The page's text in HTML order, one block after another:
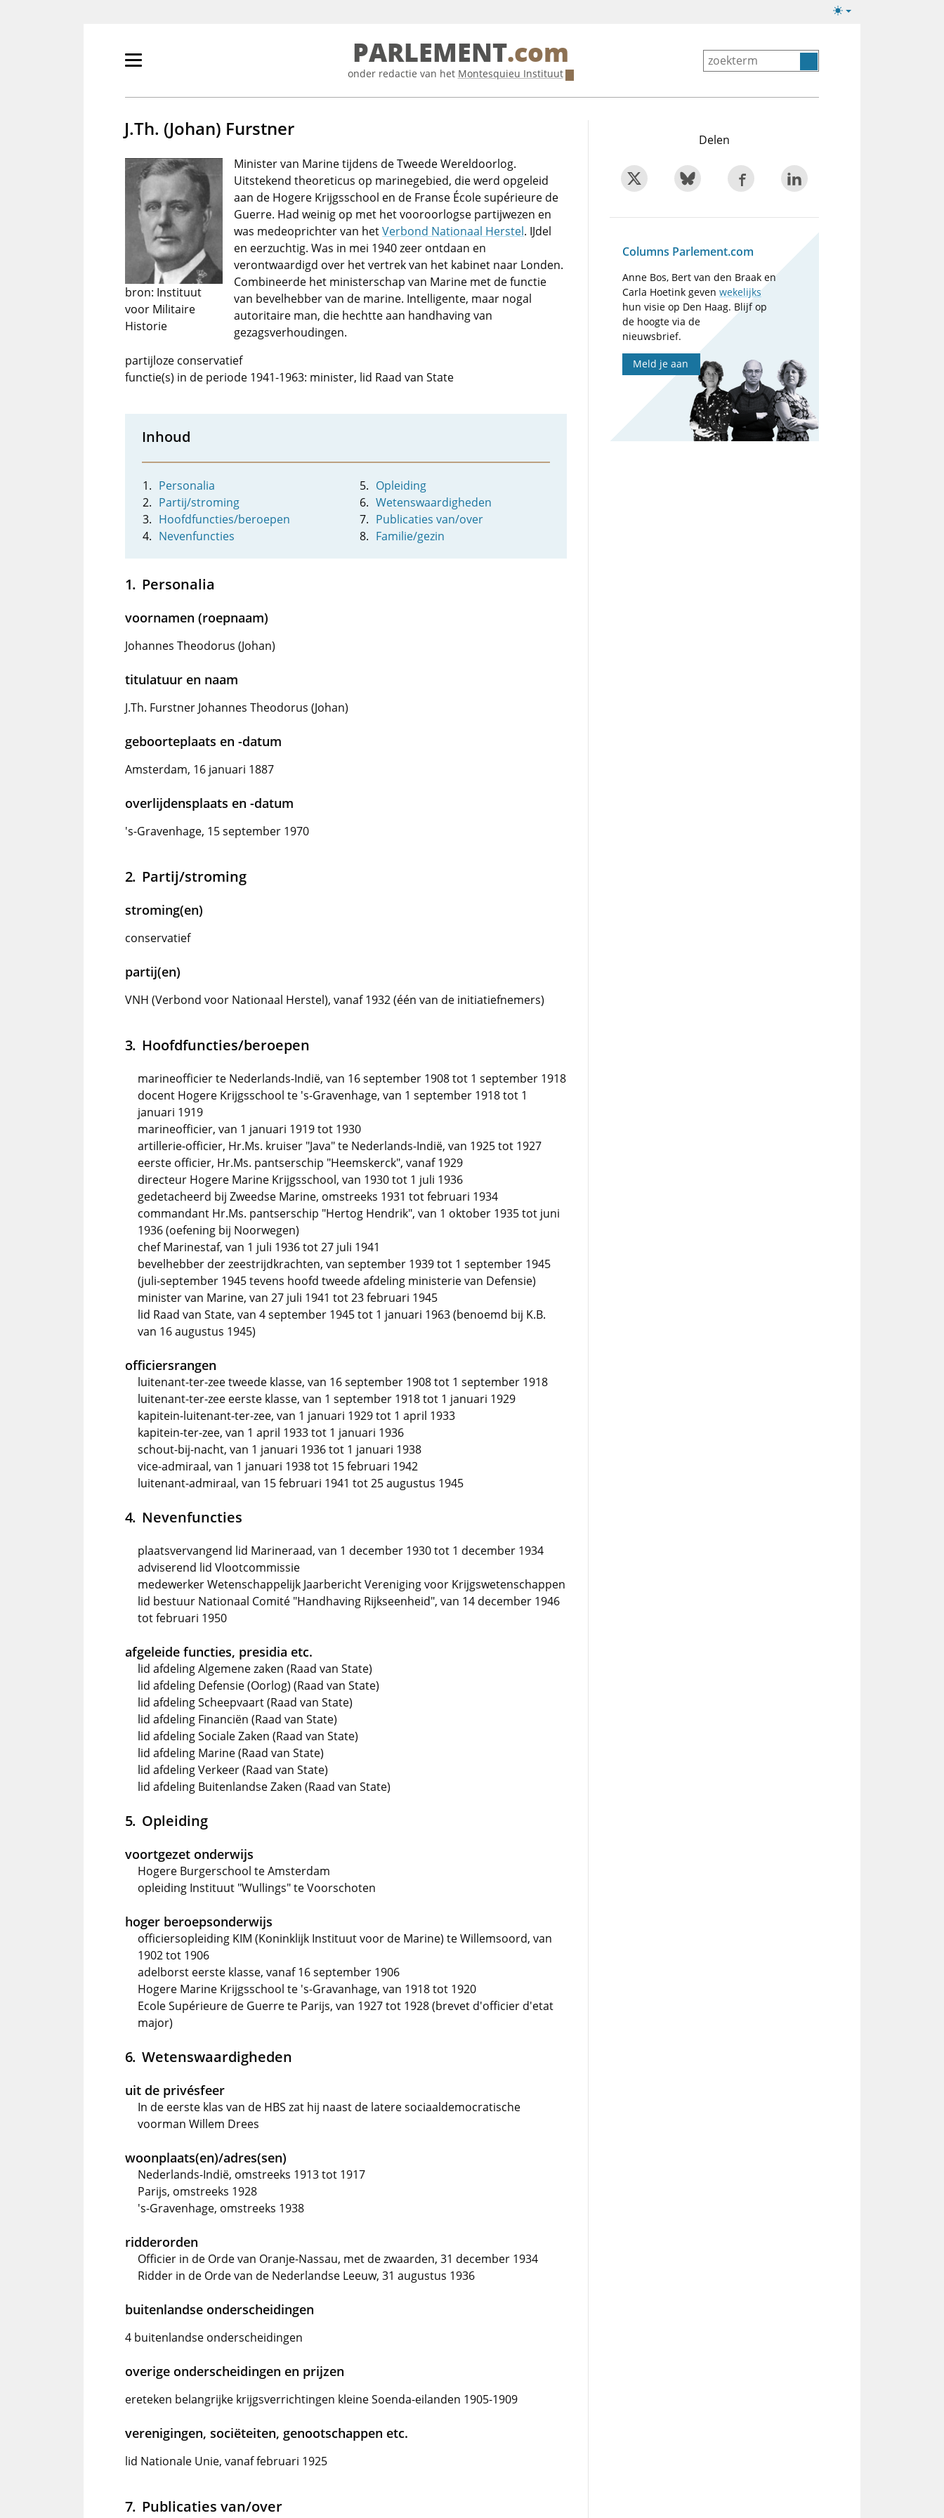
Lichte/donkere
Primair
tonen/verbergen
PARLEMENT.com
onder redactie van het Montesquieu Instituut
J.Th. (Johan) Furstner
bron: Instituut
voor Militaire
Historie
Minister van Marine tijdens de Tweede Wereldoorlog.
Uitstekend theoreticus op marinegebied, die werd opgeleid
aan de Hogere Krijgsschool en de Franse École supérieure de
Guerre. Had weinig op met het vooroorlogse partijwezen en
was medeoprichter van hetVerbond Nationaal Herstel. IJdel
en eerzuchtig. Was in mei 1940 zeer ontdaan en
verontwaardigd over het vertrek van het kabinet naar Londen.
Combineerde het ministerschap van Marine met de functie
van bevelhebber van de marine. Intelligente, maar nogal
autoritaire man, die hechtte aan handhaving van
gezagsverhoudingen.
partijloze conservatief
functie(s) in de periode 1941-1963: minister, lid Raad van State
Inhoud
Personalia
Partij/stroming
Hoofdfuncties/beroepen
Nevenfuncties
Opleiding
Wetenswaardigheden
Publicaties van/over
Familie/gezin
Personalia
voornamen (roepnaam)
Johannes Theodorus (Johan)
titulatuur en naam
J.Th. Furstner Johannes Theodorus (Johan)
geboorteplaats en -datum
Amsterdam, 16 januari 1887
overlijdensplaats en -datum
's-Gravenhage, 15 september 1970
Partij/stroming
stroming(en)
conservatief
partij(en)
VNH (Verbond voor Nationaal Herstel), vanaf 1932 (één van de initiatiefnemers)
Hoofdfuncties/beroepen
marineofficier te Nederlands-Indië, van 16 september 1908 tot 1 september 1918
docent Hogere Krijgsschool te 's-Gravenhage, van 1 september 1918 tot 1
januari 1919
marineofficier, van 1 januari 1919 tot 1930
artillerie-officier, Hr.Ms. kruiser "Java" te Nederlands-Indië, van 1925 tot 1927
eerste officier, Hr.Ms. pantserschip "Heemskerck", vanaf 1929
directeur Hogere Marine Krijgsschool, van 1930 tot 1 juli 1936
gedetacheerd bij Zweedse Marine, omstreeks 1931 tot februari 1934
commandant Hr.Ms. pantserschip "Hertog Hendrik", van 1 oktober 1935 tot juni
1936 (oefening bij Noorwegen)
chef Marinestaf, van 1 juli 1936 tot 27 juli 1941
bevelhebber der zeestrijdkrachten, van september 1939 tot 1 september 1945
(juli-september 1945 tevens hoofd tweede afdeling ministerie van Defensie)
minister van Marine, van 27 juli 1941 tot 23 februari 1945
lid Raad van State, van 4 september 1945 tot 1 januari 1963 (benoemd bij K.B.
van 16 augustus 1945)
officiersrangen
luitenant-ter-zee tweede klasse, van 16 september 1908 tot 1 september 1918
luitenant-ter-zee eerste klasse, van 1 september 1918 tot 1 januari 1929
kapitein-luitenant-ter-zee, van 1 januari 1929 tot 1 april 1933
kapitein-ter-zee, van 1 april 1933 tot 1 januari 1936
schout-bij-nacht, van 1 januari 1936 tot 1 januari 1938
vice-admiraal, van 1 januari 1938 tot 15 februari 1942
luitenant-admiraal, van 15 februari 1941 tot 25 augustus 1945
Nevenfuncties
plaatsvervangend lid Marineraad, van 1 december 1930 tot 1 december 1934
adviserend lid Vlootcommissie
medewerker Wetenschappelijk Jaarbericht Vereniging voor Krijgswetenschappen
lid bestuur Nationaal Comité "Handhaving Rijkseenheid", van 14 december 1946
tot februari 1950
afgeleide functies, presidia etc.
lid afdeling Algemene zaken (Raad van State)
lid afdeling Defensie (Oorlog) (Raad van State)
lid afdeling Scheepvaart (Raad van State)
lid afdeling Financiën (Raad van State)
lid afdeling Sociale Zaken (Raad van State)
lid afdeling Marine (Raad van State)
lid afdeling Verkeer (Raad van State)
lid afdeling Buitenlandse Zaken (Raad van State)
Opleiding
voortgezet onderwijs
Hogere Burgerschool te Amsterdam
opleiding Instituut "Wullings" te Voorschoten
hoger beroepsonderwijs
officiersopleiding KIM (Koninklijk Instituut voor de Marine) te Willemsoord, van
1902 tot 1906
adelborst eerste klasse, vanaf 16 september 1906
Hogere Marine Krijgsschool te 's-Gravanhage, van 1918 tot 1920
Ecole Supérieure de Guerre te Parijs, van 1927 tot 1928 (brevet d'officier d'etat
major)
Wetenswaardigheden
uit de privésfeer
In de eerste klas van de HBS zat hij naast de latere sociaaldemocratische
voorman Willem Drees
woonplaats(en)/adres(sen)
Nederlands-Indië, omstreeks 1913 tot 1917
Parijs, omstreeks 1928
's-Gravenhage, omstreeks 1938
ridderorden
Officier in de Orde van Oranje-Nassau, met de zwaarden, 31 december 1934
Ridder in de Orde van de Nederlandse Leeuw, 31 augustus 1936
buitenlandse onderscheidingen
4 buitenlandse onderscheidingen
overige onderscheidingen en prijzen
ereteken belangrijke krijgsverrichtingen kleine Soenda-eilanden 1905-1909
verenigingen, sociëteiten, genootschappen etc.
lid Nationale Unie, vanaf februari 1925
Publicaties van/over
Delen
Columns Parlement.com
Anne Bos, Bert van den Braak en
Carla Hoetink gevenwekelijks
hun visie op Den Haag. Blijf op
de hoogte via de
nieuwsbrief.
Meld je aan